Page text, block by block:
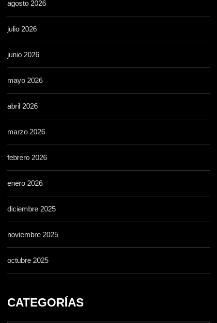
agosto 2026
julio 2026
junio 2026
mayo 2026
abril 2026
marzo 2026
febrero 2026
enero 2026
diciembre 2025
noviembre 2025
octubre 2025
CATEGORÍAS